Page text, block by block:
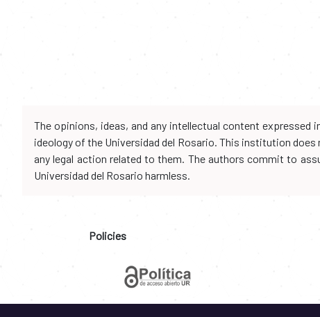
The opinions, ideas, and any intellectual content
ideology of the Universidad del Rosario. This institution
any legal action related to them. The authors commit to
Universidad del Rosario harmless.
Policies